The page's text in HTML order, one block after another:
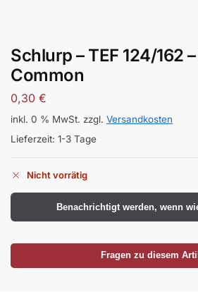
Schlurp – TEF 124/162
Common
0,30 €
inkl. 0 % MwSt. zzgl. Versandkosten
Lieferzeit: 1-3 Tage
Nicht vorrätig
Benachrichtigt werden, wenn
Fragen zu diesem